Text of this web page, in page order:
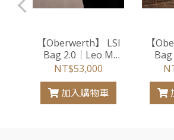
【Oberwerth】 LSI
Bag 2.0｜Leo M
"Correspondent"（Full
Grain 全粒面牛皮 /
經典黑）
NT$53,000
加入購物車
【
Bag